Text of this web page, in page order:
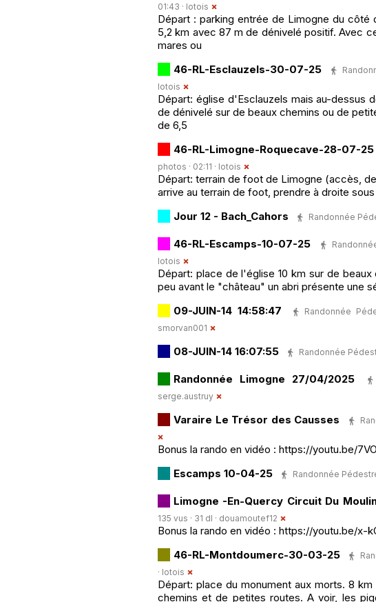
01:43 · lotois
Départ : parking entrée de Limogne du
5,2 km avec 87 m de dénivelé positif. Avec
mares ou
46-RL-Esclauzels-30-07-25
lotois
Départ: église d'Esclauzels mais au-dessus
de dénivelé sur de beaux chemins ou de
de 6,5
46-RL-Limogne-Roquecave-28-07-25
photos · 02:11 · lotois
Départ: terrain de foot de Limogne (accès,
arrive au terrain de foot, prendre à droite
Jour 12 - Bach_Cahors
Randonnée
46-RL-Escamps-10-07-25
lotois
Départ: place de l'église 10 km sur de
peu avant le "château" un abri présente une
09-JUIN-14 14:58:47
Randonnée
smorvan001
08-JUIN-14 16:07:55 Randonnée
Randonnée Limogne 27/04/2025
serge.austruy
Varaire Le Trésor des Causses
Bonus la rando en vidéo : https://youtu.be/
Escamps 10-04-25
Randonnée Pédestre
Limogne -En-Quercy Circuit Du
135 vus · 31 dl · douamoutef12
Bonus la rando en vidéo : https://youtu.be/x-
46-RL-Montdoumerc-30-03-25
· lotois
Départ: place du monument aux morts. 8
chemins et de petites routes. A voir, les